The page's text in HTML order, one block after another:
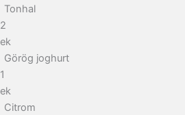
Tonhal
2
ek
Görög joghurt
1
ek
Citrom